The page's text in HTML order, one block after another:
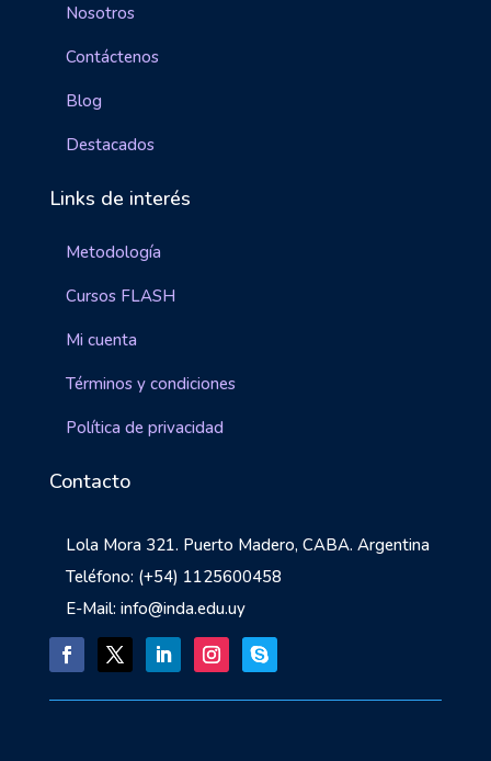
Nosotros
Contáctenos
Blog
Destacados
Links de interés
Metodología
Cursos FLASH
Mi cuenta
Términos y condiciones
Política de privacidad
Contacto
Lola Mora 321. Puerto Madero, CABA. Argentina
Teléfono: (+54) 1125600458
E-Mail: info@inda.edu.uy